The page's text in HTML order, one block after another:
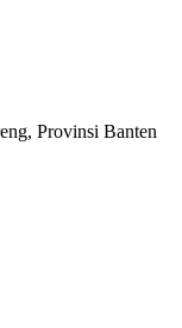
Provinsi Banten